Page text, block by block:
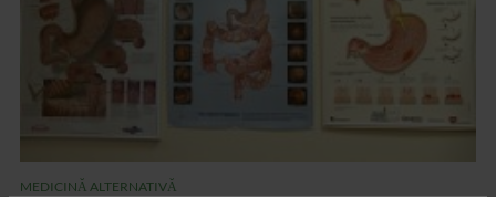
MEDICINĂ ALTERNATIVĂ